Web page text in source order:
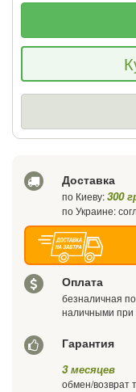
Если Вы
снизим цену и
Доставка
по Киеву:300
по Украине:
Оплата
безналичная
наличными при
Гарантия
3 месяцев
обмен/возврат